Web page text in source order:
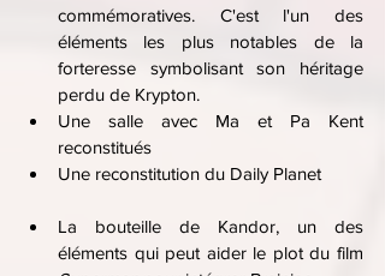
commémoratives. C'est l'un des
éléments les plus notables de la
forteresse symbolisant son héritage
perdu de Krypton.
Une salle avec Ma et Pa Kent
reconstitués
Une reconstitution du Daily Planet
La bouteille de Kandor, un des